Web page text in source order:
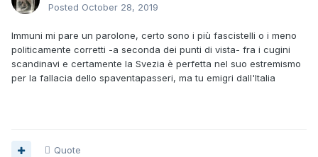
Posted October 28, 2019
Immuni mi pare un parolone, certo sono i più fascistelli o i meno
politicamente corretti -a seconda dei punti di vista- fra i cugini
scandinavi e certamente la Svezia è perfetta nel suo estremismo
per la fallacia dello spaventapasseri, ma tu emigri dall'Italia
Quote